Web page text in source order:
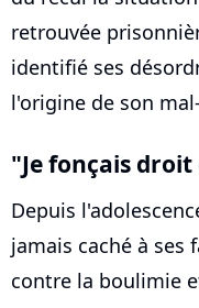
retrouvée
identifié ses
l'origine de son
"Je fonçais
Depuis
jamais caché à ses
contre la boulimie